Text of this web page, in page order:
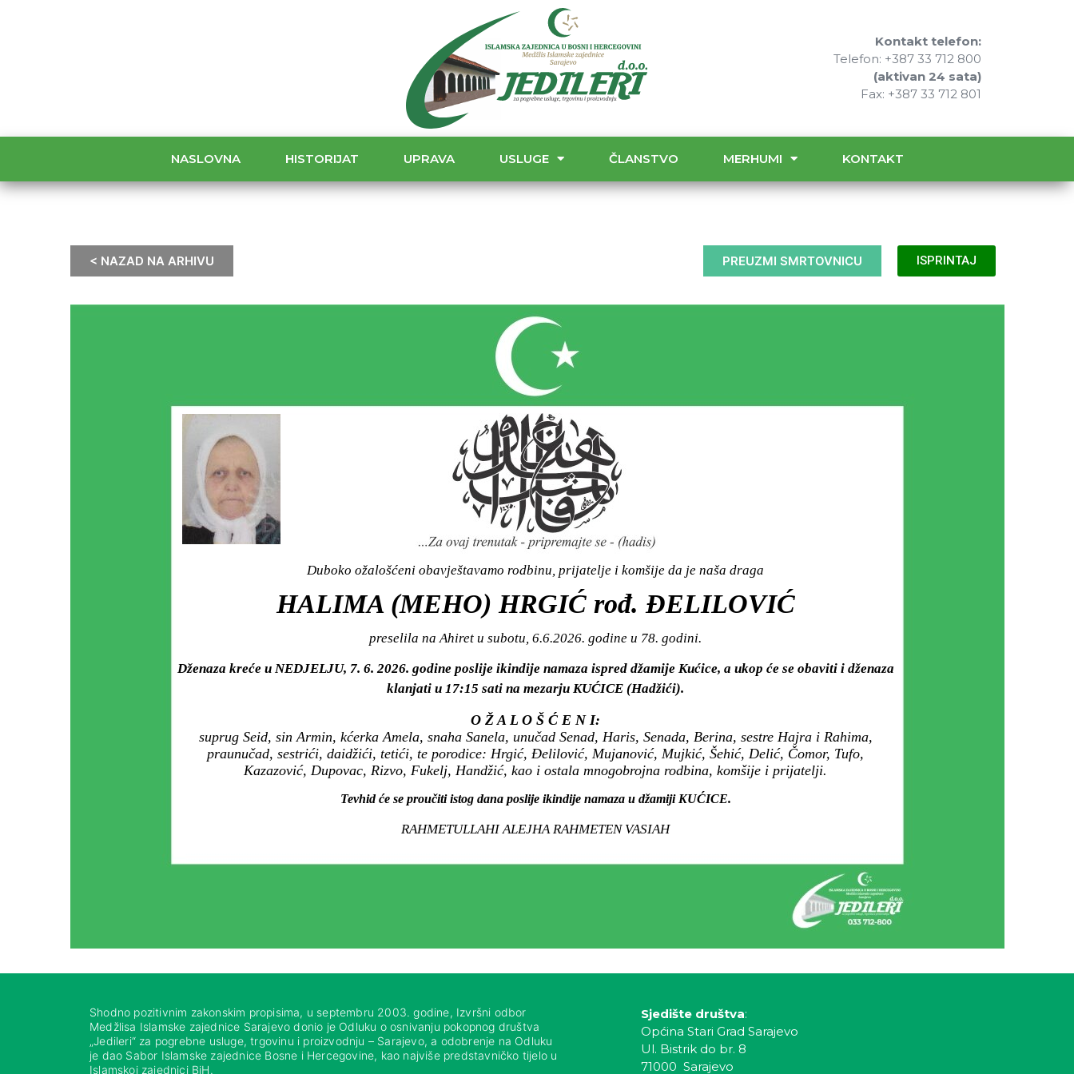
Kontakt telefon:
Telefon: +387 33 712 800
(aktivan 24 sata)
Fax: +387 33 712 801
NASLOVNA HISTORIJAT UPRAVA USLUGE ČLANSTVO MERHUMI KONTAKT
< NAZAD NA ARHIVU PREUZMI SMRTOVNICU ISPRINTAJ
Duboko ožalošćeni obavještavamo rodbinu, prijatelje i komšije da je naša draga
HALIMA (MEHO) HRGIĆ rođ. ĐELILOVIĆ
preselila na Ahiret u subotu, 6.6.2026. godine u 78. godini.
Dženaza kreće u NEDJELJU, 7. 6. 2026. godine poslije ikindije namaza ispred džamije Kućice, a ukop će se obaviti i dženaza
klanjati u 17:15 sati na mezarju KUĆICE (Hadžići).
O Ž A L O Š Ć E N I:
suprug Seid, sin Armin, kćerka Amela, snaha Sanela, unučad Senad, Haris, Senada, Berina, sestre Hajra i Rahima,
praunučad, sestrići, daidžići, tetići, te porodice: Hrgić, Đelilović, Mujanović, Mujkić, Šehić, Delić, Čomor, Tufo,
Kazazović, Dupovac, Rizvo, Fukelj, Handžić, kao i ostala mnogobrojna rodbina, komšije i prijatelji.
Tevhid će se proučiti istog dana poslije ikindije namaza u džamiji KUĆICE.
RAHMETULLAHI ALEJHA RAHMETEN VASIAH
Shodno pozitivnim zakonskim propisima, u septembru 2003. godine, Izvršni odbor
Medžlisa Islamske zajednice Sarajevo donio je Odluku o osnivanju pokopnog društva
„Jedileri“ za pogrebne usluge, trgovinu i proizvodnju – Sarajevo, a odobrenje na Odluku
je dao Sabor Islamske zajednice Bosne i Hercegovine, kao najviše predstavničko tijelo u
Islamskoj zajednici BiH.
Sjedište društva:
Općina Stari Grad Sarajevo
Ul. Bistrik do br. 8
71000 Sarajevo